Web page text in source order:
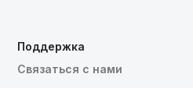
Поддержка
Связаться с нами